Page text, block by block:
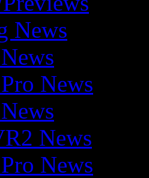
News
News
News
News